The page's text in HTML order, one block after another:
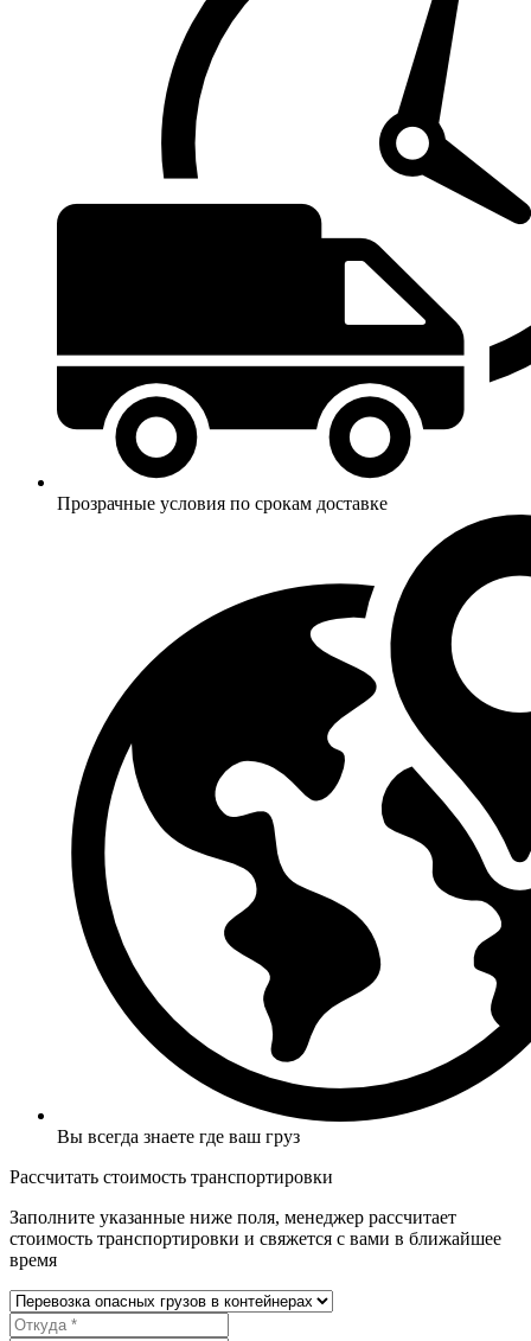
Прозрачные условия по срокам доставке
Вы всегда знаете где ваш груз
Рассчитать стоимость транспортировки
Заполните указанные ниже поля, менеджер рассчитает
стоимость транспортировки и свяжется с вами в ближайшее
время